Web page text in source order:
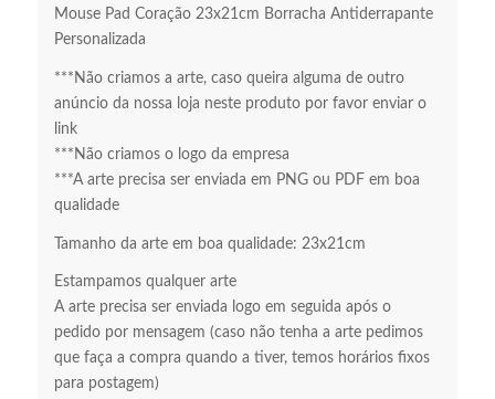
Mouse Pad Coração 23x21cm Borracha Antiderrapante
Personalizada
***Não criamos a arte, caso queira alguma de outro
anúncio da nossa loja neste produto por favor enviar o
link
***Não criamos o logo da empresa
***A arte precisa ser enviada em PNG ou PDF em boa
qualidade
Tamanho da arte em boa qualidade: 23x21cm
Estampamos qualquer arte
A arte precisa ser enviada logo em seguida após o
pedido por mensagem (caso não tenha a arte pedimos
que faça a compra quando a tiver, temos horários fixos
para postagem)